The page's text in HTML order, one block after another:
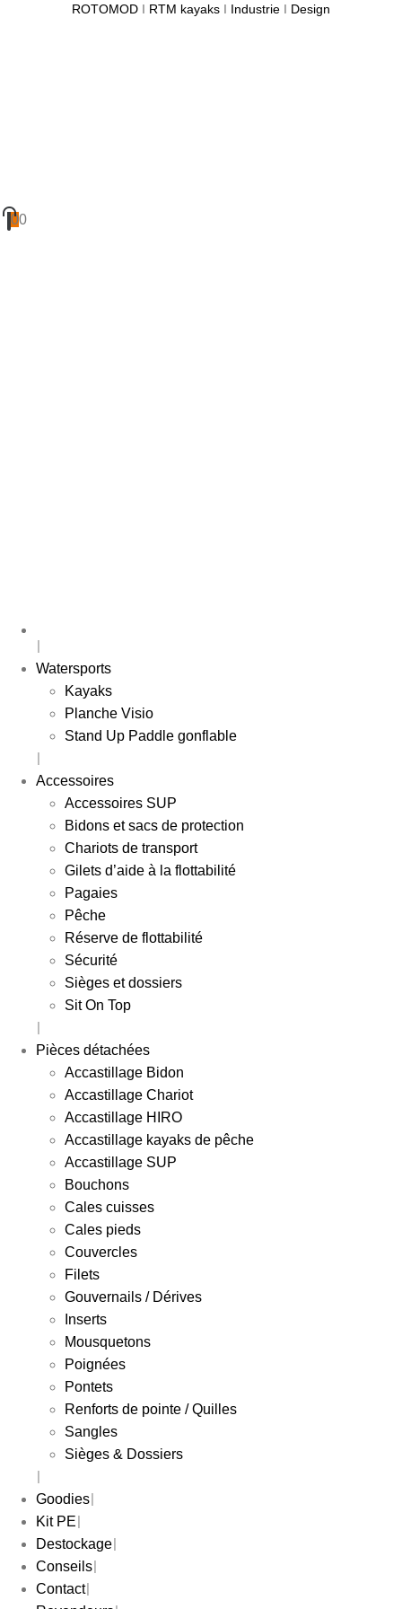
ROTOMOD I RTM kayaks I Industrie I Design
00
Watersports
Kayaks
Planche Visio
Stand Up Paddle gonflable
Accessoires
Accessoires SUP
Bidons et sacs de protection
Chariots de transport
Gilets d’aide à la flottabilité
Pagaies
Pêche
Réserve de flottabilité
Sécurité
Sièges et dossiers
Sit On Top
Pièces détachées
Accastillage Bidon
Accastillage Chariot
Accastillage HIRO
Accastillage kayaks de pêche
Accastillage SUP
Bouchons
Cales cuisses
Cales pieds
Couvercles
Filets
Gouvernails / Dérives
Inserts
Mousquetons
Poignées
Pontets
Renforts de pointe / Quilles
Sangles
Sièges & Dossiers
Goodies
Kit PE
Destockage
Conseils
Contact